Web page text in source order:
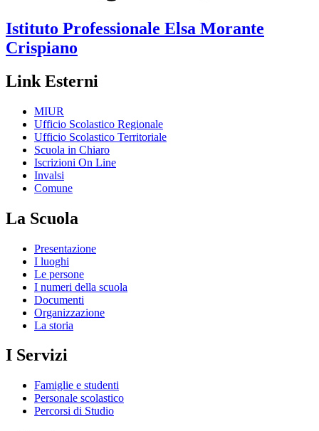
Istituto Professionale Elsa Morante
Crispiano
Link Esterni
MIUR
Ufficio Scolastico Regionale
Ufficio Scolastico Territoriale
Scuola in Chiaro
Iscrizioni On Line
Invalsi
Comune
La Scuola
Presentazione
I luoghi
Le persone
I numeri della scuola
Documenti
Organizzazione
La storia
I Servizi
Famiglie e studenti
Personale scolastico
Percorsi di Studio